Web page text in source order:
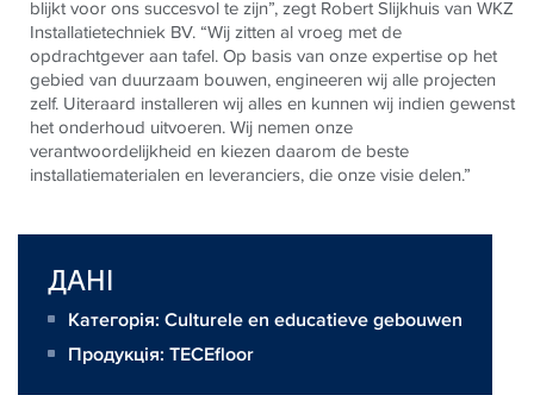
blijkt voor ons succesvol te zijn”, zegt Robert Slijkhuis van WKZ
Installatietechniek BV. “Wij zitten al vroeg met de
opdrachtgever aan tafel. Op basis van onze expertise op het
gebied van duurzaam bouwen, engineeren wij alle projecten
zelf. Uiteraard installeren wij alles en kunnen wij indien gewenst
het onderhoud uitvoeren. Wij nemen onze
verantwoordelijkheid en kiezen daarom de beste
installatiematerialen en leveranciers, die onze visie delen.”
ДАНІ
Категорія: Culturele en educatieve gebouwen
Продукція: TECEfloor